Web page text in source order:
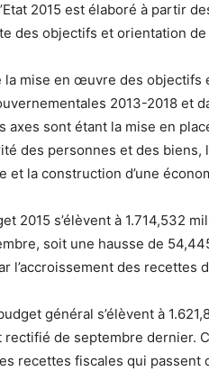
2015 est élaboré à partir
des objectifs et orientation
la mise en œuvre des objectifs
2013-2018 et
axes sont étant la mise en
des personnes et des biens,
et la construction d’une
2015 s’élèvent à 1.714,532
soit une hausse de
l’accroissement des recettes
général s’élèvent à
de septembre dernier.
recettes fiscales qui passent